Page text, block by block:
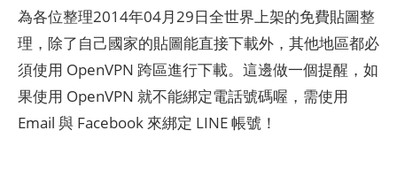
為各位整理2014年04月29日全世界上架的免費貼圖整
理，除了自己國家的貼圖能直接下載外，其他地區都必
須使用 OpenVPN 跨區進行下載。這邊做一個提醒，如
果使用 OpenVPN 就不能綁定電話號碼喔，需使用
Email 與 Facebook 來綁定 LINE 帳號！